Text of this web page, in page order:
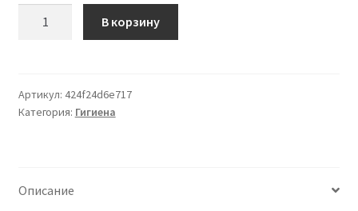
Biopomata
10Ml
В корзину
Артикул: 424f24d6e717
Категория: Гигиена
Описание